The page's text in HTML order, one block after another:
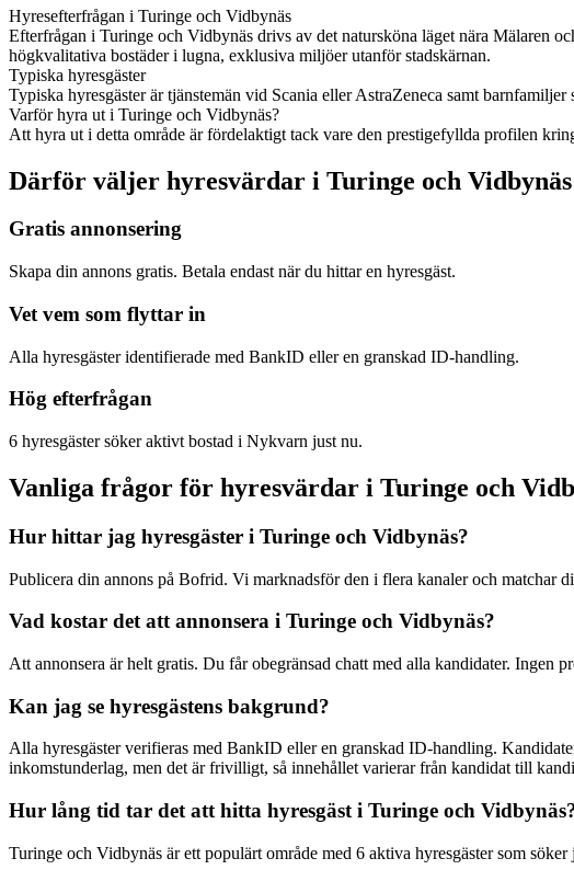
Hyresefterfrågan i Turinge och Vidbynäs
Efterfrågan i Turinge och Vidbynäs drivs av det natursköna läget nära Mälaren
högkvalitativa bostäder i lugna, exklusiva miljöer utanför stadskärnan.
Typiska hyresgäster
Typiska hyresgäster är tjänstemän vid Scania eller AstraZeneca samt
Varför hyra ut i Turinge och Vidbynäs?
Att hyra ut i detta område är fördelaktigt tack vare den prestigefyllda profilen
Därför väljer hyresvärdar i Turinge och
Gratis annonsering
Skapa din annons gratis. Betala endast när du hittar en hyresgäst.
Vet vem som flyttar in
Alla hyresgäster identifierade med BankID eller en granskad ID-handling.
Hög efterfrågan
6 hyresgäster söker aktivt bostad i Nykvarn just nu.
Vanliga frågor för hyresvärdar i Turinge och
Hur hittar jag hyresgäster i Turinge och Vidbynäs?
Publicera din annons på Bofrid. Vi marknadsför den i flera kanaler och matchar
Vad kostar det att annonsera i Turinge och Vidbynäs?
Att annonsera är helt gratis. Du får obegränsad chatt med alla kandidater. Ingen
Kan jag se hyresgästens bakgrund?
Alla hyresgäster verifieras med BankID eller en granskad ID-handling.
inkomstunderlag, men det är frivilligt, så innehållet varierar från kandidat till
Hur lång tid tar det att hitta hyresgäst i Turinge och
Turinge och Vidbynäs är ett populärt område med 6 aktiva hyresgäster som